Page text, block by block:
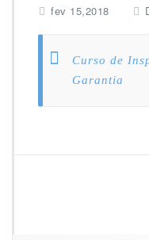
fev 15,2018
Curso de
Garantia